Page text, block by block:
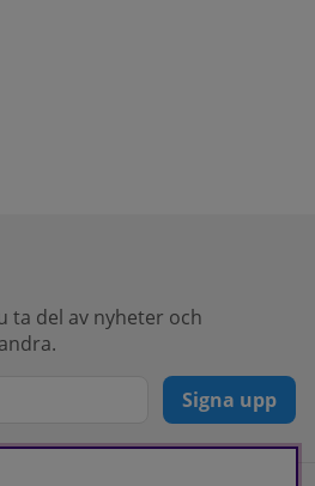
ta del av nyheter och
Signa upp